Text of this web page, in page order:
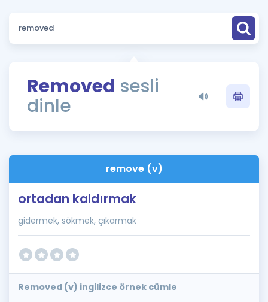
Sözlük
Rehberlik Aracı
ÖSYM Sınav Takvimi
İngilizce Gramer
Hakkımızda
Removed sesli
dinle
remove (v)
ortadan kaldırmak
gidermek, sökmek, çıkarmak
Removed (v) ingilizce örnek cümle